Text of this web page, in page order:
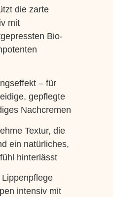
die zarte
mit
Bio-
– für
gepflegte
Nachcremen
Textur, die
ein natürliches,
hinterlässt
intensiv mit